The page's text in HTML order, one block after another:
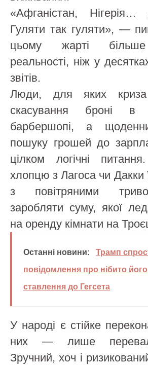
«Афганістан,
Гуляти так гуляти», —
цьому жарті більше
реальності, ніж у
звітів.
Люди, для яких
скасування броні в
барбершопі, а
пошуку грошей до
цілком логічні
хлопцю з Лагоса чи Дакки
з повітряними
заробляти суму, якої
на оренду кімнати на
Останні новини:
Трамп
повідомлення про нібито
ставлення до Гегсета
У народі є стійке
них — лише
Зручний, хоч і